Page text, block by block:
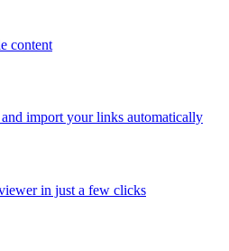
content
import your links automatically
in just a few clicks